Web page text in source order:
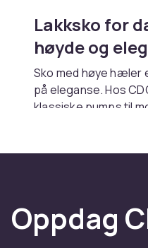
Lakksko for
høyde og
Sko med høye hæler
på eleganse. Hos
klassiske pumps til
Ulike typer
stabilitet. Kitten
dagen. Mules og
Oppdag